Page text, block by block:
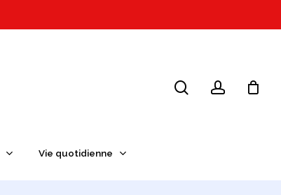
Vie quotidienne